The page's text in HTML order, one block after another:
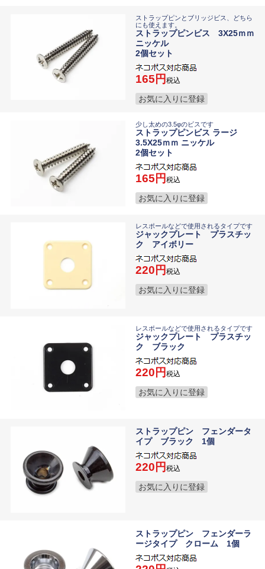
ストラップピンとブリッジビス、どちら
にも使えます。
ストラップピンビス 3X25ｍｍ
ニッケル
2個セット
165 税込
お気に入りに登録
少し太めの3.5φのビスです
ストラップピンビス ラージ
3.5X25ｍｍ ニッケル
2個セット
165 税込
お気に入りに登録
レスポールなどで使用されるタイプです
ジャックプレート プラスチッ
ク アイボリー
220 税込
お気に入りに登録
レスポールなどで使用されるタイプです
ジャックプレート プラスチッ
ク ブラック
220 税込
お気に入りに登録
ストラップピン フェンダータ
イプ ブラック 1個
220 税込
お気に入りに登録
ストラップピン フェンダーラ
ージタイプ クローム 1個